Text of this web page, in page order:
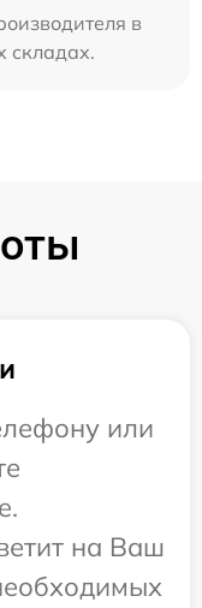
в
складах.
или
на Ваш